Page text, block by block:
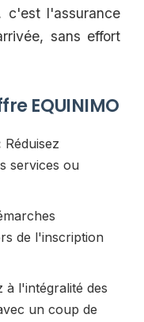
c'est l'assurance
sans effort
EQUINIMO
Réduisez
services ou
de l'inscription
à l'intégralité des
un coup de